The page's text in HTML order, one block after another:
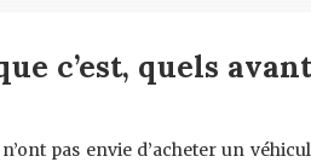
c’est, quels
pas envie d’acheter un